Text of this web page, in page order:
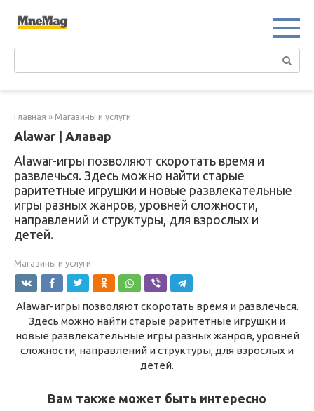
Главная » Магазины и услуги
Alawar | Алавар
Alawar-игры позволяют скоротать время и
развлечься. Здесь можно найти старые
раритетные игрушки и новые развлекательные
игры разных жанров, уровней сложности,
направлений и структуры, для взрослых и
детей.
Магазины и услуги
Alawar-игры позволяют скоротать время и развлечься.
Здесь можно найти старые раритетные игрушки и
новые развлекательные игры разных жанров, уровней
сложности, направлений и структуры, для взрослых и
детей.
Вам также может быть интересно